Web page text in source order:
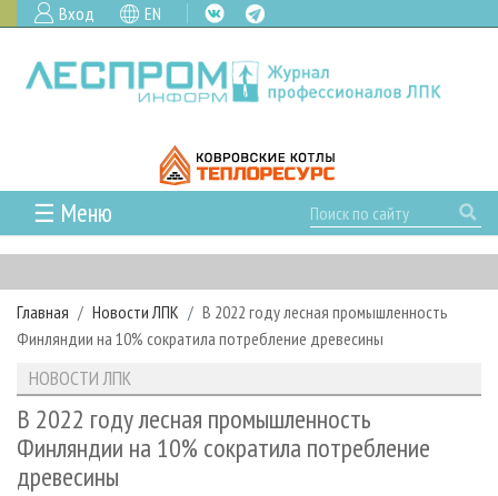
Вход EN
☰ Меню
ГЛАВНАЯ
РУБРИКИ И ТЕМЫ
РУБРИКИ ЖУРНАЛА
ЛЕСОЗАГОТОВКА
ЛЕСОПИЛЕНИЕ
ДЕРЕВООБРАБОТКА
НОВОСТИ
НОВОСТИ ЛПК
НОВОСТИ ЖУРНАЛА
НОВОСТИ КОМПАНИЙ
ПРОЕКТЫ ЛПИ
АНАЛИТИКА
ПРЕДПРИЯТИЯ ЛПК
ЛЕСНЫЕ РЕГИОНЫ РОССИИ
АРХИВ
АРХИВ ЖУРНАЛОВ
СТАТЬИ
О ЖУРНАЛЕ
ПОДПИСКА
РЕКЛАМОДАТЕЛЯМ
Главная Новости ЛПК
В 2022 году лесная промышленность
Финляндии на 10% сократила потребление древесины
НОВОСТИ ЛПК
В 2022 году лесная промышленность
Финляндии на 10% сократила потребление
древесины